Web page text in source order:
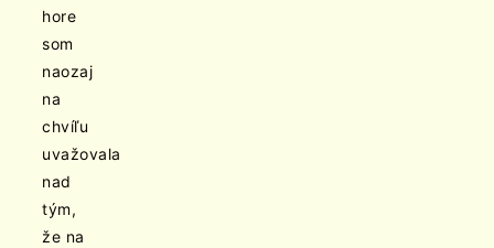
hore
som
naozaj
na
chvíľu
uvažovala
nad
tým,
že na